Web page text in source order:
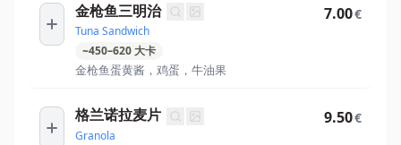
金枪鱼三明治
Tuna Sandwich
~450–620大卡
金枪鱼蛋黄酱，鸡蛋，牛油果
7.00€
格兰诺拉麦片
Granola
9.50€